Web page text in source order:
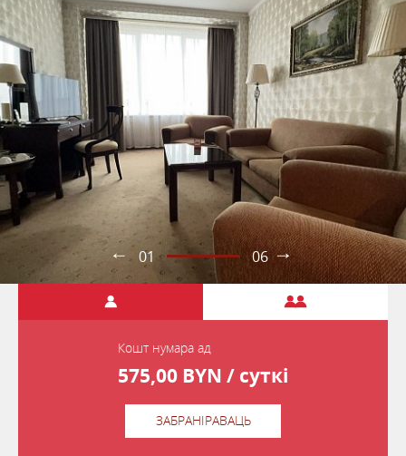
01 06
Кошт нумара ад
575,00 BYN / суткі
575,00BYN / суткі
ЗАБРАНІРАВАЦЬ